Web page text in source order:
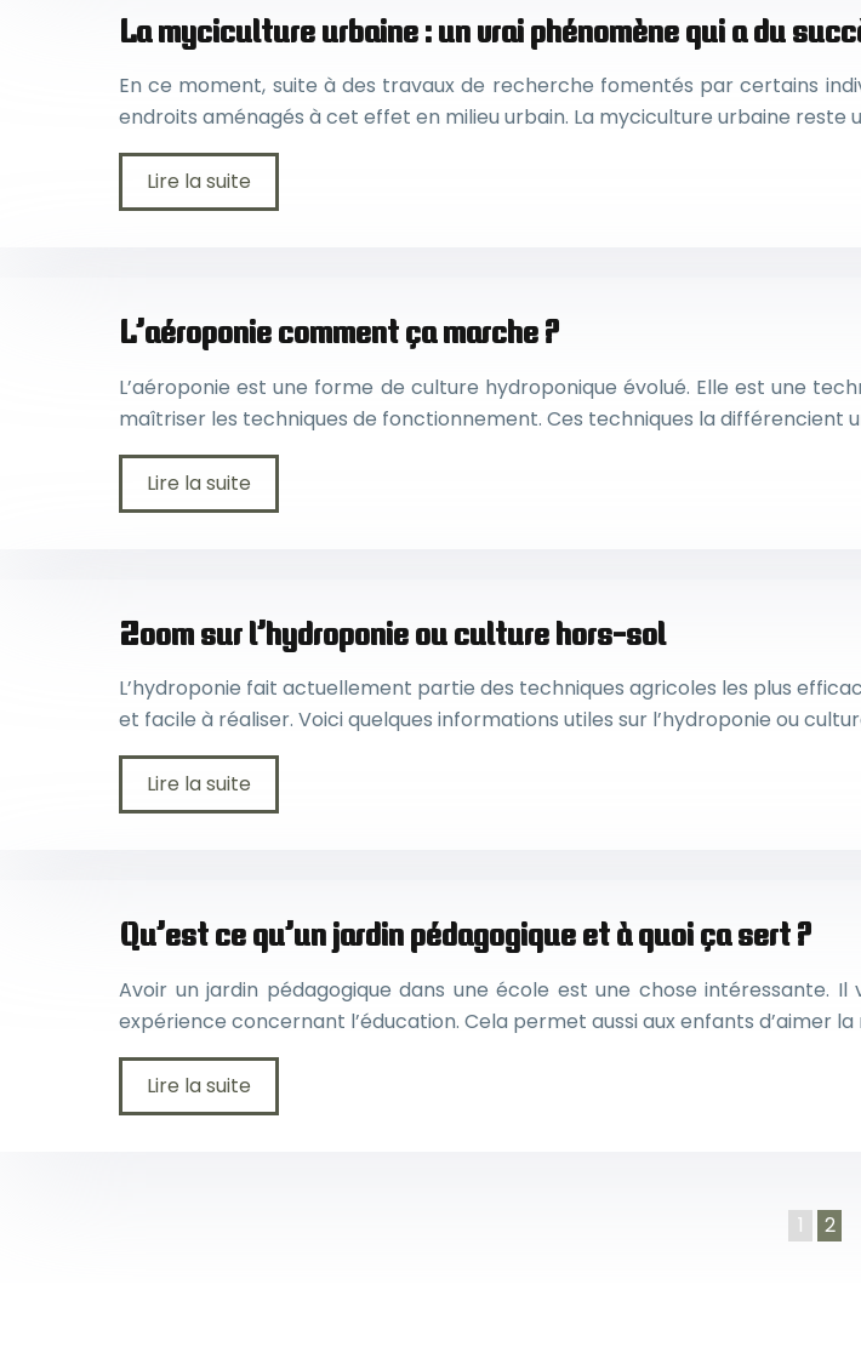
La myciculture urbaine : un vrai phénomène qui a du
En ce moment, suite à des travaux de recherche fomentés par certains
endroits aménagés à cet effet en milieu urbain. La myciculture urbaine reste
Lire la suite
L’aéroponie comment ça marche ?
L’aéroponie est une forme de culture hydroponique évolué. Elle est une
maîtriser les techniques de fonctionnement. Ces techniques la différencient
Lire la suite
Zoom sur l’hydroponie ou culture hors-sol
L’hydroponie fait actuellement partie des techniques agricoles les plus
et facile à réaliser. Voici quelques informations utiles sur l’hydroponie ou
Lire la suite
Qu’est ce qu’un jardin pédagogique et à quoi ça sert ?
Avoir un jardin pédagogique dans une école est une chose intéressante.
expérience concernant l’éducation. Cela permet aussi aux enfants d’aimer
Lire la suite
1 2